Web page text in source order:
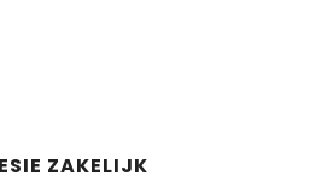
ZAKELIJK